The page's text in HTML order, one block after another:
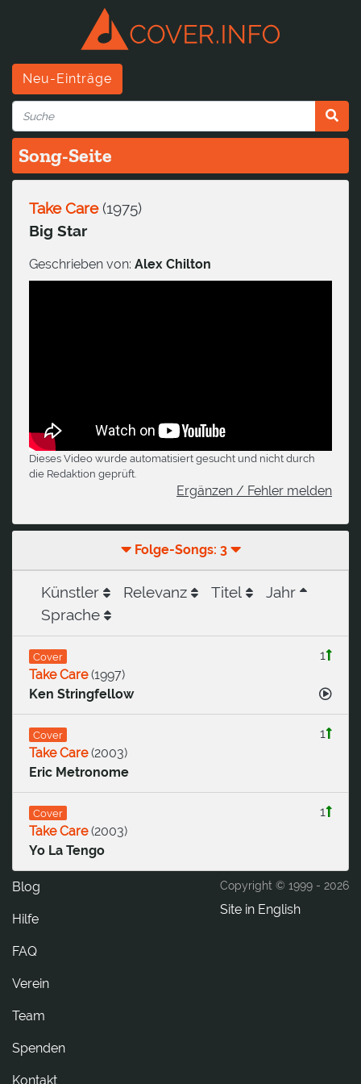
Neu-Einträge
Song-Seite
Take Care(1975)
Big Star
Geschrieben von: Alex Chilton
Dieses Video wurde automatisiert gesucht und nicht durch
die Redaktion geprüft.
Ergänzen / Fehler melden
Folge-Songs: 3
Künstler Relevanz Titel
Jahr
Sprache
Cover
1
Take Care(1997)
Ken Stringfellow
Cover
1
Take Care(2003)
Eric Metronome
Cover
1
Take Care(2003)
Yo La Tengo
Copyright © 1999 - 2026
Site in English
Blog
Hilfe
FAQ
Verein
Team
Spenden
tkatnoK